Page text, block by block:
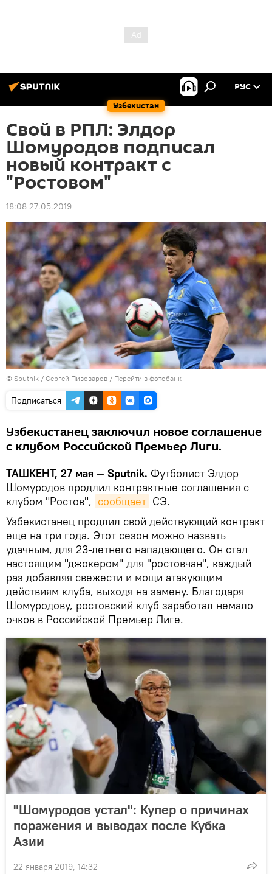
Узбекистан
РУС
Свой в РПЛ: Элдор
Шомуродов подписал
новый контракт с
"Ростовом"
18:08 27.05.2019
© Sputnik / Сергей Пивоваров / Перейти в фотобанк
Подписаться
Узбекистанец заключил новое соглашение
с клубом Российской Премьер Лиги.
ТАШКЕНТ, 27 мая — Sputnik. Футболист Элдор
Шомуродов продлил контрактные соглашения с
клубом "Ростов", сообщает СЭ.
Узбекистанец продлил свой действующий контракт
еще на три года. Этот сезон можно назвать
удачным, для 23-летнего нападающего. Он стал
настоящим "джокером" для "ростовчан", каждый
раз добавляя свежести и мощи атакующим
действиям клуба, выходя на замену. Благодаря
Шомуродову, ростовский клуб заработал немало
очков в Российской Премьер Лиге.
"Шомуродов устал": Купер о причинах
поражения и выводах после Кубка
Азии
22 января 2019, 14:32